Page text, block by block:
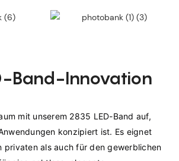
Band-Innovation
mit unserem 2835 LED-Band auf,
konzipiert ist. Es eignet
privaten als auch für den gewerblichen